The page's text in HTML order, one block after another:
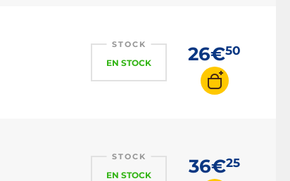
STOCK
EN STOCK 26€50
STOCK
EN STOCK 36€25